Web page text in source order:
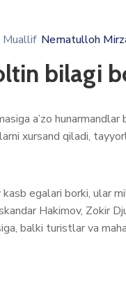
Muallif Nematulloh
bilagi
a’zo
xursand qiladi,
egalari borki, ular
Hakimov, Zokir
balki turistlar va